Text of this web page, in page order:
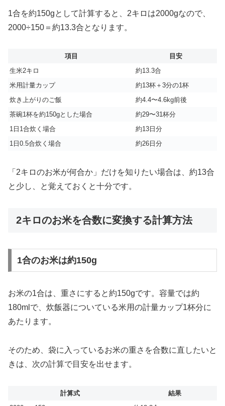
1合を約150gとして計算すると、2キロは2000gなので、
2000÷150＝約13.3合となります。
項目
目安
生米2キロ
約13.3合
米用計量カップ
約13杯＋3分の1杯
炊き上がりのご飯
約4.4〜4.6kg前後
茶碗1杯を約150gとした場合
約29〜31杯分
1日1合炊く場合
約13日分
1日0.5合炊く場合
約26日分
「2キロのお米が何合か」だけを知りたい場合は、約13合
と少し、と覚えておくと十分です。
2キロのお米を合数に変換する計算方法
1合のお米は約150g
お米の1合は、重さにすると約150gです。容量では約
180mlで、炊飯器についている米用の計量カップ1杯分に
あたります。
そのため、袋に入っているお米の重さを合数に直したいと
きは、次の計算で目安を出せます。
計算式
結果